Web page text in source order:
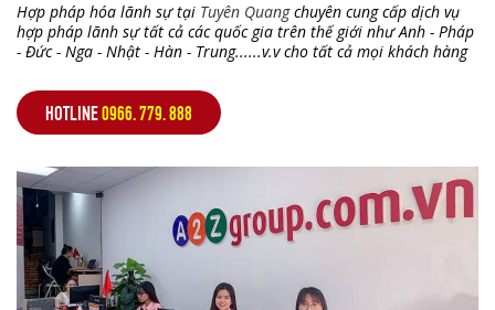
Hợp pháp hóa lãnh sự tại Tuyên Quangchuyên cung cấp dịch vụ
hợp pháp lãnh sự tất cả các quốc gia trên thế giới như Anh - Pháp
- Đức - Nga - Nhật - Hàn - Trung......v.v cho tất cả mọi khách hàng
HOTLINE0966. 779. 888
,,,,